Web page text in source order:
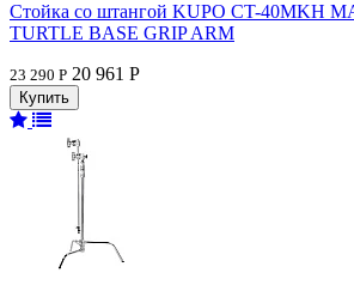
Стойка со штангой KUPO CT-40MKH
TURTLE BASE GRIP ARM
23 290 Р 20 961 Р